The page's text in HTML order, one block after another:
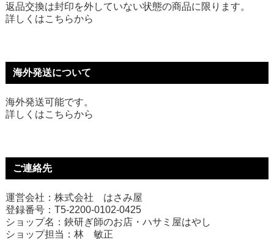
返品交換は封印を外していない状態の商品に限ります。
詳しくはこちらから
海外発送について
海外発送可能です。
詳しくはこちらから
ご連絡先
運営会社：株式会社 はさみ屋
登録番号：T5-2200-0102-0425
ショップ名：鋏研ぎ師のお店・ハサミ屋はやし
ショップ担当：林 敏正